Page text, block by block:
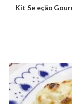
Kit Seleção